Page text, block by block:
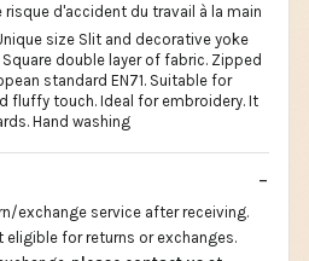
d'accident du travail à la main
size Slit and decorative yoke
double layer of fabric. Zipped
standard EN71. Suitable for
fluffy touch. Ideal for embroidery. It
Hand washing
exchange service after receiving.
eligible for returns or exchanges.